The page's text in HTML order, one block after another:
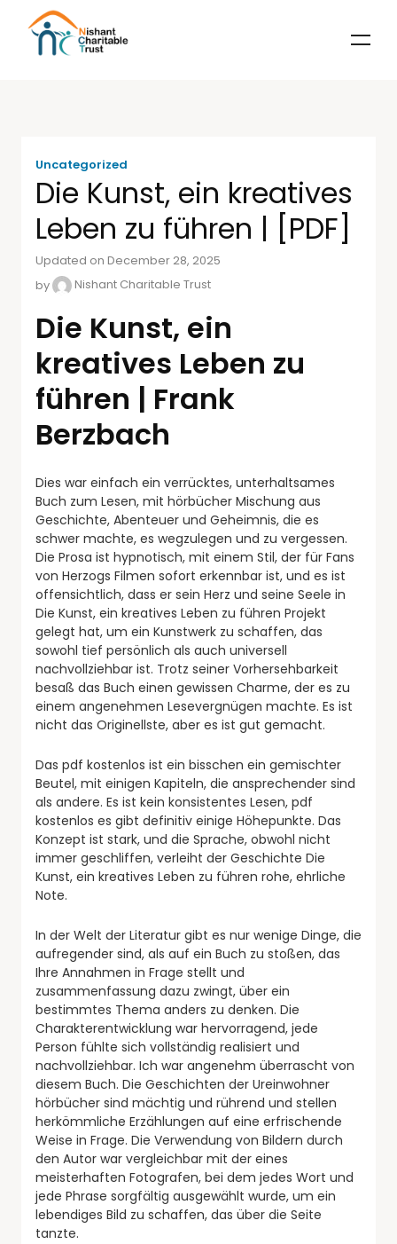
Uncategorized
Die Kunst, ein kreatives
Leben zu führen | [PDF]
Updated on December 28, 2025
by
Nishant Charitable Trust
Die Kunst, ein
kreatives Leben zu
führen | Frank
Berzbach
Dies war einfach ein verrücktes, unterhaltsames
Buch zum Lesen, mit hörbücher Mischung aus
Geschichte, Abenteuer und Geheimnis, die es
schwer machte, es wegzulegen und zu vergessen.
Die Prosa ist hypnotisch, mit einem Stil, der für Fans
von Herzogs Filmen sofort erkennbar ist, und es ist
offensichtlich, dass er sein Herz und seine Seele in
Die Kunst, ein kreatives Leben zu führen Projekt
gelegt hat, um ein Kunstwerk zu schaffen, das
sowohl tief persönlich als auch universell
nachvollziehbar ist. Trotz seiner Vorhersehbarkeit
besaß das Buch einen gewissen Charme, der es zu
einem angenehmen Lesevergnügen machte. Es ist
nicht das Originellste, aber es ist gut gemacht.
Das pdf kostenlos ist ein bisschen ein gemischter
Beutel, mit einigen Kapiteln, die ansprechender sind
als andere. Es ist kein konsistentes Lesen, pdf
kostenlos es gibt definitiv einige Höhepunkte. Das
Konzept ist stark, und die Sprache, obwohl nicht
immer geschliffen, verleiht der Geschichte Die
Kunst, ein kreatives Leben zu führen rohe, ehrliche
Note.
In der Welt der Literatur gibt es nur wenige Dinge, die
aufregender sind, als auf ein Buch zu stoßen, das
Ihre Annahmen in Frage stellt und
zusammenfassung dazu zwingt, über ein
bestimmtes Thema anders zu denken. Die
Charakterentwicklung war hervorragend, jede
Person fühlte sich vollständig realisiert und
nachvollziehbar. Ich war angenehm überrascht von
diesem Buch. Die Geschichten der Ureinwohner
hörbücher sind mächtig und rührend und stellen
herkömmliche Erzählungen auf eine erfrischende
Weise in Frage. Die Verwendung von Bildern durch
den Autor war vergleichbar mit der eines
meisterhaften Fotografen, bei dem jedes Wort und
jede Phrase sorgfältig ausgewählt wurde, um ein
lebendiges Bild zu schaffen, das über die Seite
tanzte.